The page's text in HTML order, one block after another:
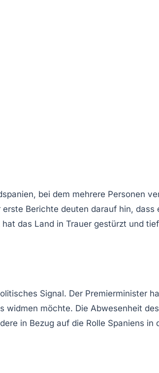
bei dem mehrere Personen
Berichte deuten darauf hin,
das Land in Trauer gestürzt und
Signal. Der Premierminister
möchte. Die Abwesenheit
in Bezug auf die Rolle Spaniens in